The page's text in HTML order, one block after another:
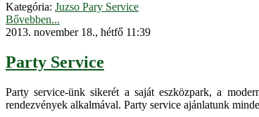
Kategória: Juzso Pary Service
Bővebben...
2013. november 18., hétfő 11:39
Party Service
Party service-ünk sikerét a saját eszközpark, a
rendezvények alkalmával. Party service ajánlatunk